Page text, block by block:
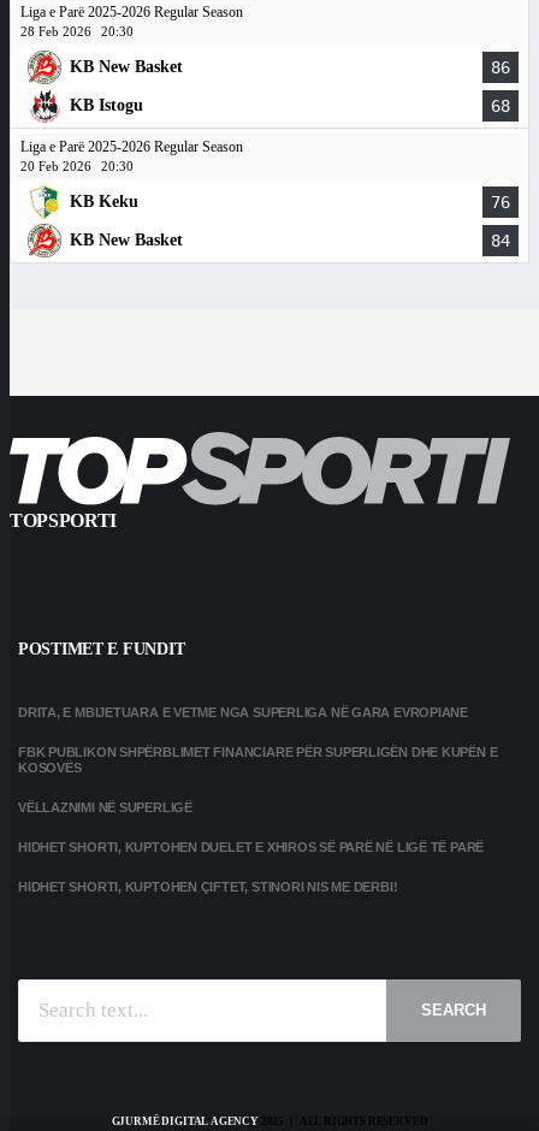
Liga e Parë 2025-2026 Regular Season
28 Feb 2026 20:30
KB New Basket 86
KB Istogu 68
Liga e Parë 2025-2026 Regular Season
20 Feb 2026 20:30
KB Keku 76
KB New Basket 84
TOPSPORTI
POSTIMET E FUNDIT
DRITA, E MBIJETUARA E VETME NGA SUPERLIGA NË GARA EVROPIANE
FBK PUBLIKON SHPËRBLIMET FINANCIARE PËR SUPERLIGËN DHE KUPËN E
KOSOVËS
VËLLAZNIMI NË SUPERLIGË
HIDHET SHORTI, KUPTOHEN DUELET E XHIROS SË PARË NË LIGË TË PARË
HIDHET SHORTI, KUPTOHEN ÇIFTET, STINORI NIS ME DERBI!
SEARCH
GJURMË DIGITAL AGENCY2025 | ALL RIGHTS RESERVED